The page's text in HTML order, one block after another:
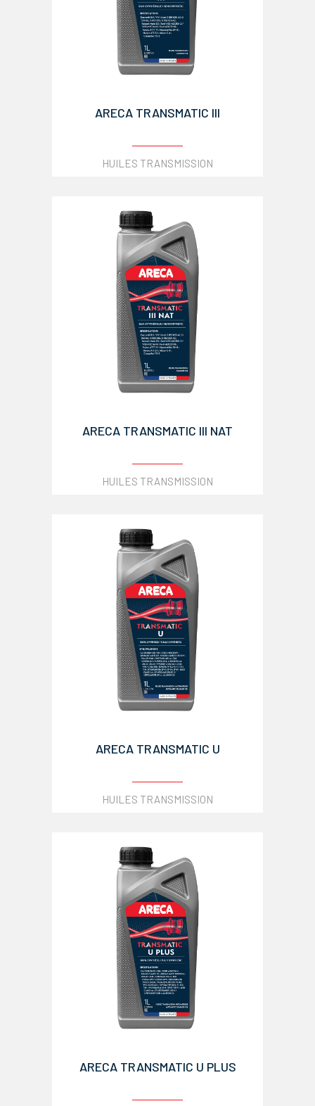
ARECA TRANSMATIC III
HUILES TRANSMISSION
ARECA TRANSMATIC III NAT
HUILES TRANSMISSION
ARECA TRANSMATIC U
HUILES TRANSMISSION
ARECA TRANSMATIC U PLUS